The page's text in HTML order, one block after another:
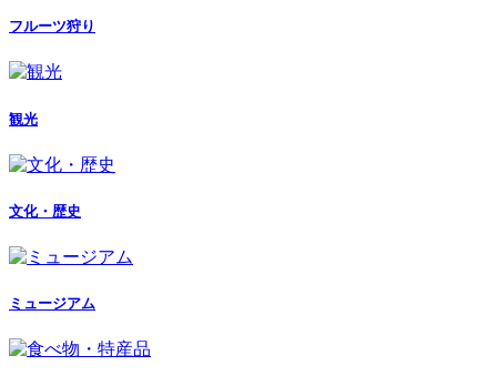
フルーツ狩り
観光
文化・歴史
ミュージアム